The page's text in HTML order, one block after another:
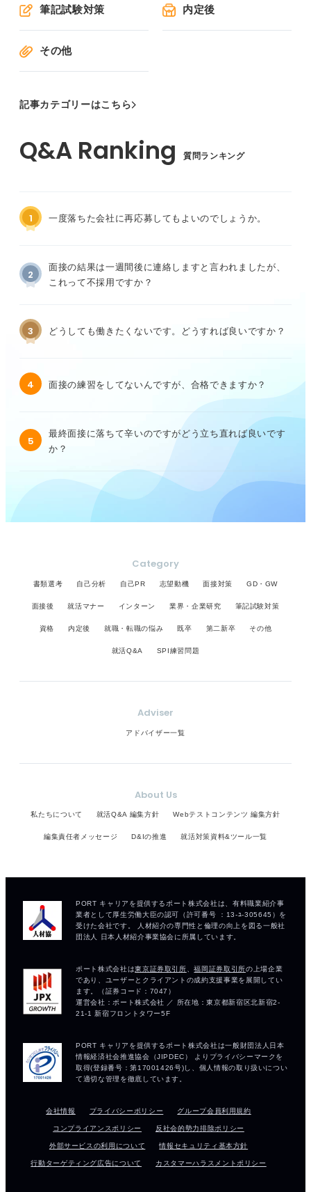
筆記試験対策 内定後
その他
記事カテゴリーはこちら
質問ランキング
1 一度落ちた会社に再応募してもよいのでしょうか。
2
面接の結果は一週間後に連絡しますと言われましたが、
これって不採用ですか？
3 どうしても働きたくないです。どうすれば良いですか？
4 面接の練習をしてないんですが、合格できますか？
5
最終面接に落ちて辛いのですがどう立ち直れば良いです
か？
Category
書類選考 自己分析 自己PR 志望動機 面接対策 GD・GW
面接後 就活マナー インターン 業界・企業研究 筆記試験対策
資格 内定後 就職・転職の悩み 既卒 第二新卒 その他
就活Q&A SPI練習問題
Adviser
アドバイザー一覧
About Us
私たちについて 就活Q&A 編集方針 Webテストコンテンツ 編集方針
編集責任者メッセージ D&Iの推進 就活対策資料&ツール一覧
会社情報 プライバシーポリシー グループ会員利用規約
コンプライアンスポリシー 反社会的勢力排除ポリシー
外部サービスの利用について 情報セキュリティ基本方針
行動ターゲティング広告について カスタマーハラスメントポリシー